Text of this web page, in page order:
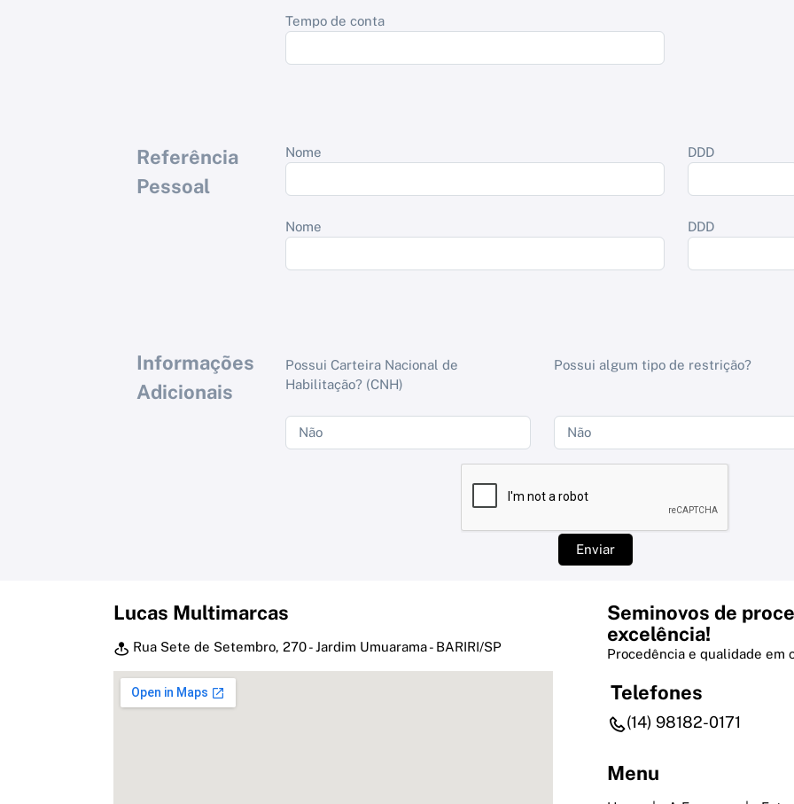
Tempo de conta
Referência
Pessoal
Nome DDD
Nome DDD
Informações
Adicionais
Possui Carteira Nacional de
Habilitação? (CNH)
Possui algum tipo de restrição?
Enviar
Lucas Multimarcas
Rua Sete de Setembro, 270 - Jardim Umuarama - BARIRI/SP
Seminovos de
excelência!
Procedência e qualidade em
Telefones
(14) 98182-0171
Menu